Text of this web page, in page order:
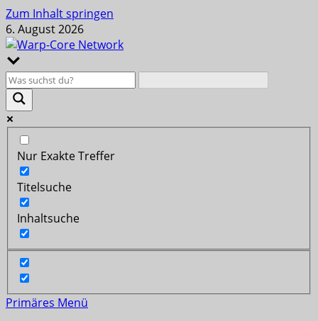
Zum Inhalt springen
6. August 2026
Nur Exakte Treffer
Titelsuche
Inhaltsuche
Primäres Menü